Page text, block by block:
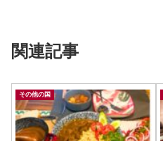
関連記事
その他の国